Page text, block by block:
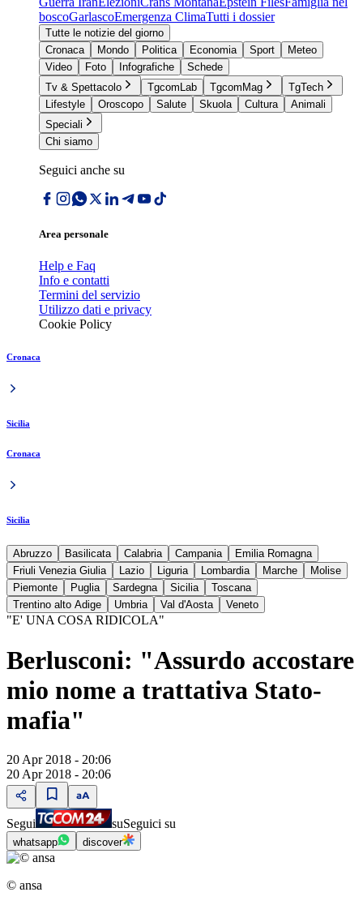
boscoGarlascoEmergenza ClimaTutti i dossier
Tutte le notizie del giorno
Cronaca
Mondo Politica Economia Sport
Meteo
Video
Foto Infografiche
Schede
Tv & Spettacolo
TgcomLab TgcomMag
TgTech
Lifestyle
Oroscopo Salute Skuola Cultura
Animali
Speciali
Chi siamo
Seguici anche su
Area personale
Help e Faq
Info e contatti
Termini del servizio
Utilizzo dati e privacy
Cookie Policy
Cronaca
Sicilia
Cronaca
Sicilia
Abruzzo Basilicata Calabria Campania
Emilia Romagna
Friuli Venezia Giulia
Lazio Liguria Lombardia Marche
Molise
Piemonte
Puglia Sardegna Sicilia
Toscana
Trentino alto Adige
Umbria Val d'Aosta Veneto
"E' UNA COSA RIDICOLA"
Berlusconi: "Assurdo accostare
mio nome a trattativa Stato-
mafia"
20 Apr 2018 - 20:06
20 Apr 2018 - 20:06
Segui suSeguici su
whatsapp discover
© ansa